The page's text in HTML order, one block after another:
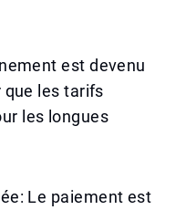
est devenu
les tarifs
les longues
Le paiement est